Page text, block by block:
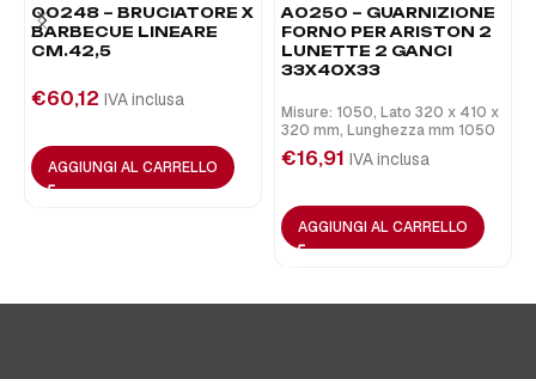
00248 – BRUCIATORE X
BARBECUE LINEARE
CM.42,5
€60,12 IVA inclusa
AGGIUNGI AL CARRELLO
A0250 – GUARNIZIONE
FORNO PER ARISTON 2
LUNETTE 2 GANCI
33X40X33
Misure: 1050, Lato 320 x 410 x
320 mm, Lunghezza mm 1050
€16,91 IVA inclusa
AGGIUNGI AL CARRELLO